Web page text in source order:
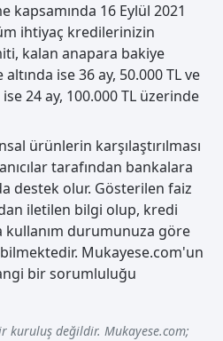
kapsamında 16 Eylül 2021
ihtiyaç kredilerinizin
kalan anapara bakiye
ise 36 ay, 50.000 TL ve
24 ay, 100.000 TL üzerinde
ürünlerin karşılaştırılması
tarafından bankalara
destek olur. Gösterilen faiz
iletilen bilgi olup, kredi
durumunuza göre
Mukayese.com'un
bir sorumluluğu
kuruluş değildir. Mukayese.com;